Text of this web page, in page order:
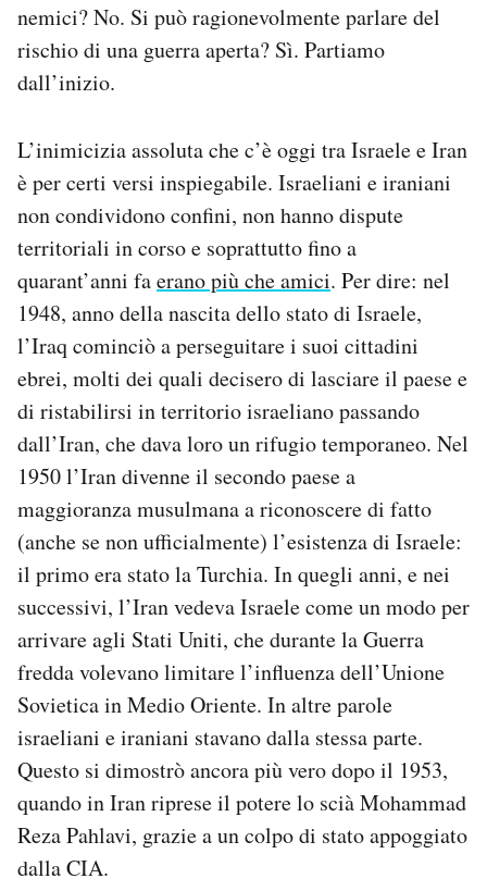
nemici? No. Si può ragionevolmente parlare del
rischio di una guerra aperta? Sì. Partiamo
dall’inizio.
L’inimicizia assoluta che c’è oggi tra Israele e Iran
è per certi versi inspiegabile. Israeliani e iraniani
non condividono confini, non hanno dispute
territoriali in corso e soprattutto fino a
quarant’anni faerano più che amici. Per dire: nel
1948, anno della nascita dello stato di Israele,
l’Iraq cominciò a perseguitare i suoi cittadini
ebrei, molti dei quali decisero di lasciare il paese e
di ristabilirsi in territorio israeliano passando
dall’Iran, che dava loro un rifugio temporaneo. Nel
1950 l’Iran divenne il secondo paese a
maggioranza musulmana a riconoscere di fatto
(anche se non ufficialmente) l’esistenza di Israele:
il primo era stato la Turchia. In quegli anni, e nei
successivi, l’Iran vedeva Israele come un modo per
arrivare agli Stati Uniti, che durante la Guerra
fredda volevano limitare l’influenza dell’Unione
Sovietica in Medio Oriente. In altre parole
israeliani e iraniani stavano dalla stessa parte.
Questo si dimostrò ancora più vero dopo il 1953,
quando in Iran riprese il potere lo scià Mohammad
Reza Pahlavi, grazie a un colpo di stato appoggiato
dalla CIA.